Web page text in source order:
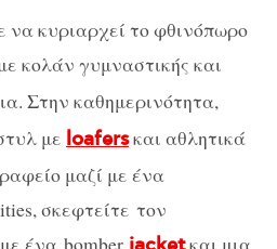
να κυριαρχεί το φθινόπωρο
κολάν γυμναστικής και
Στην καθημερινότητα,
με loafersκαι αθλητικά
μαζί με ένα
σκεφτείτε τον